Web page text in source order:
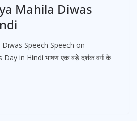
Mahila Diwas
Speech Speech on
in Hindi भाषण एक बड़े दर्शक वर्ग के